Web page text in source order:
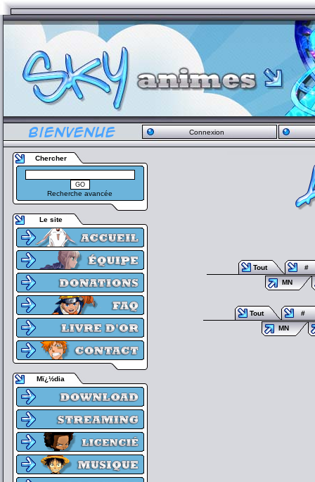
Connexion
Chercher
Recherche avancée
Le site
Mï¿½dia
Tout
#
MN
Tout
#
MN